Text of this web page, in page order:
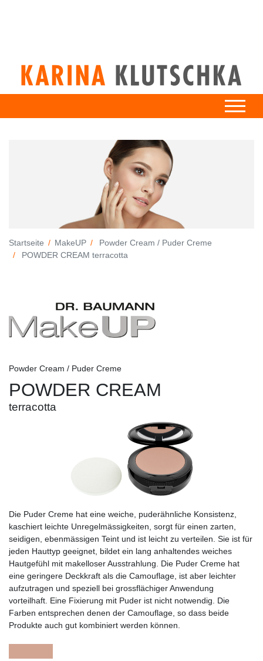
Startseite MakeUP
Powder Cream / Puder Creme
POWDER CREAM terracotta
Powder Cream / Puder Creme
POWDER CREAM
terracotta
Die Puder Creme hat eine weiche, puderähnliche Konsistenz,
kaschiert leichte Unregelmässigkeiten, sorgt für einen zarten,
seidigen, ebenmässigen Teint und ist leicht zu verteilen. Sie ist für
jeden Hauttyp geeignet, bildet ein lang anhaltendes weiches
Hautgefühl mit makelloser Ausstrahlung. Die Puder Creme hat
eine geringere Deckkraft als die Camouflage, ist aber leichter
aufzutragen und speziell bei grossflächiger Anwendung
vorteilhaft. Eine Fixierung mit Puder ist nicht notwendig. Die
Farben entsprechen denen der Camouflage, so dass beide
Produkte auch gut kombiniert werden können.